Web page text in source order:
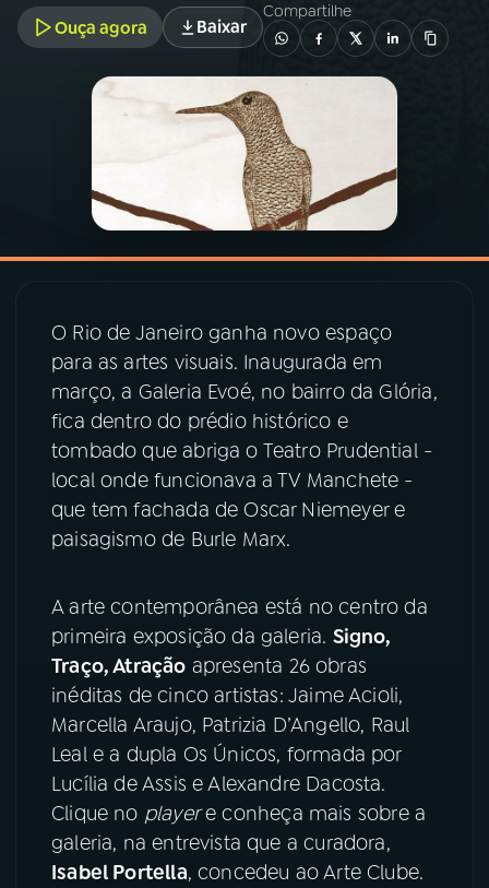
A RÁDIO
PROGRAMAÇÃO
PROGRAMAS
PODCASTS
ÚLTIMAS
08PRÊMIO RÁDIO MEC
ACOMPANHE A RÁDIO MEC
Instagram X
TikTok
Ouça agora Baixar
Compartilhe
O Rio de Janeiro ganha novo espaço
para as artes visuais. Inaugurada em
março, a Galeria Evoé, no bairro da Glória,
fica dentro do prédio histórico e
tombado que abriga o Teatro Prudential -
local onde funcionava a TV Manchete -
que tem fachada de Oscar Niemeyer e
paisagismo de Burle Marx.
A arte contemporânea está no centro da
primeira exposição da galeria. Signo,
Traço, Atração apresenta 26 obras
inéditas de cinco artistas: Jaime Acioli,
Marcella Araujo, Patrizia D’Angello, Raul
Leal e a dupla Os Únicos, formada por
Lucília de Assis e Alexandre Dacosta.
Clique no playere conheça mais sobre a
galeria, na entrevista que a curadora,
Isabel Portella, concedeu ao Arte Clube.